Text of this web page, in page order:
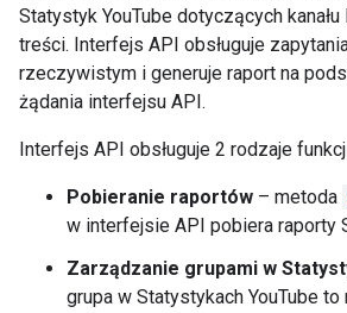
Statystyk YouTube dotyczących kanału
treści. Interfejs API obsługuje
rzeczywistym i generuje raport na
żądania interfejsu API.
Interfejs API obsługuje 2 rodzaje
Pobieranie raportów – metoda
w interfejsie API pobiera raporty
Zarządzanie grupami w
grupa w Statystykach YouTube